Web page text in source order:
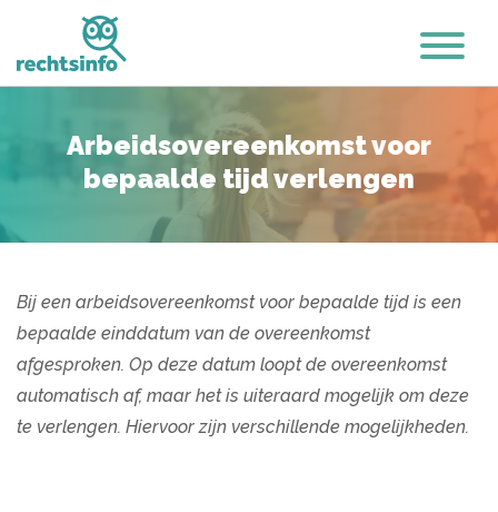
Arbeidsovereenkomst voor
bepaalde tijd verlengen
Bij een arbeidsovereenkomst voor bepaalde tijd is een
bepaalde einddatum van de overeenkomst
afgesproken. Op deze datum loopt de overeenkomst
automatisch af, maar het is uiteraard mogelijk om deze
te verlengen. Hiervoor zijn verschillende mogelijkheden.